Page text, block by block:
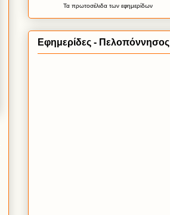
Τα πρωτοσέλιδατων εφημερίδων
Εφημερίδες - Πελοπόννησος